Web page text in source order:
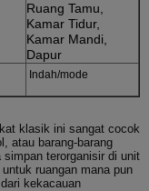
Ruang Tamu,
Kamar Tidur,
Kamar Mandi,
Dapur
Indah/mode
klasik ini sangat cocok
atau barang-barang
simpan terorganisir di unit
ruangan mana pun
kekacauan